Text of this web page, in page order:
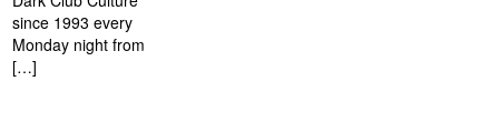
since 1993 every
Monday night from
[…]